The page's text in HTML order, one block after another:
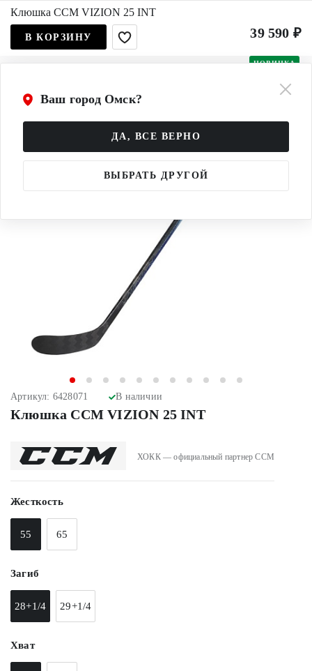
Ваш город Омск?
ДА, ВСЕ ВЕРНО
ВЫБРАТЬ ДРУГОЙ
НОВИНКА
Артикул: 6428071 В наличии
Клюшка CCM VIZION 25 INT
ХОКК — официальный партнер CCM
Жесткость
55 65
Загиб
28+1/4 29+1/4
Хват
Клюшка CCM VIZION 25 INT
39 590 ₽
В КОРЗИНУ